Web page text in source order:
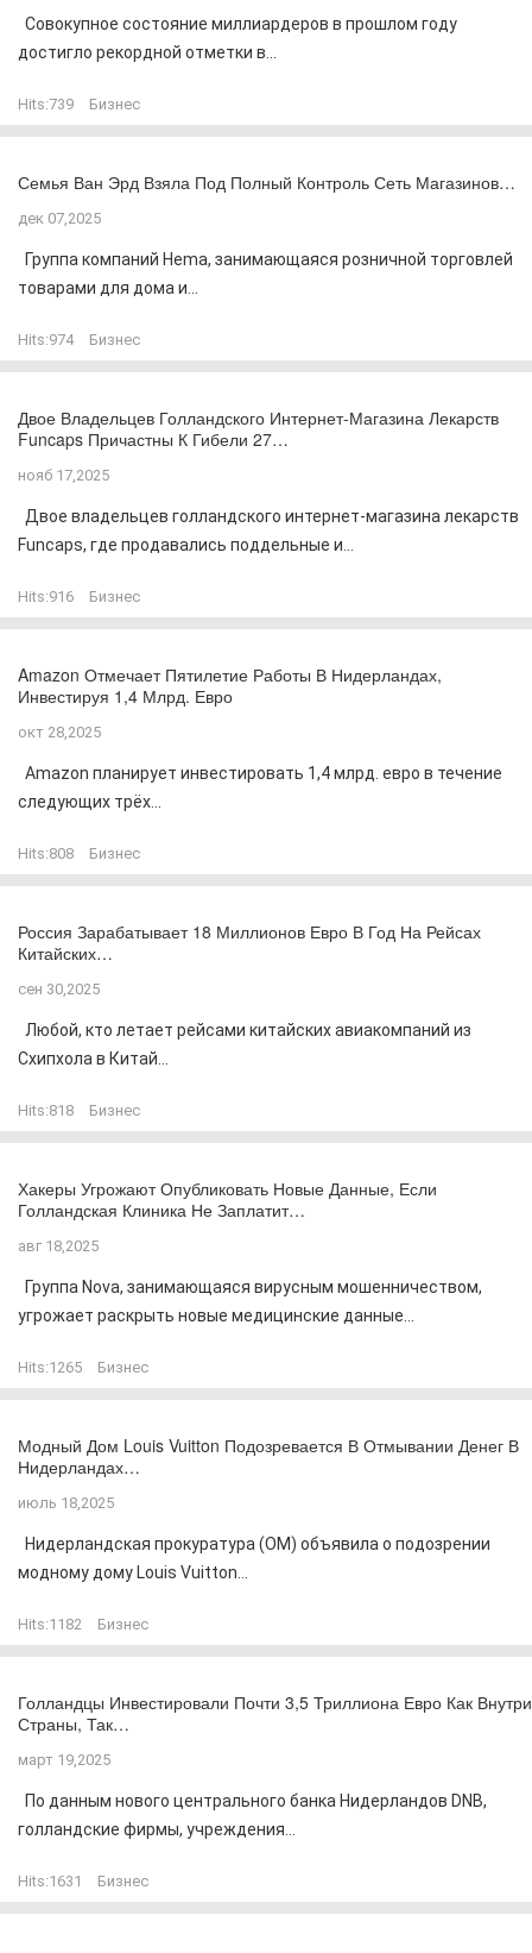
Совокупное состояние миллиардеров в прошлом году
достигло рекордной отметки в...
Hits:739 Бизнес
Семья Ван Эрд Взяла Под Полный Контроль Сеть Магазинов…
дек 07,2025
Группа компаний Hema, занимающаяся розничной торговлей
товарами для дома и...
Hits:974 Бизнес
Двое Владельцев Голландского Интернет-Магазина Лекарств
Funcaps Причастны К Гибели 27…
нояб 17,2025
Двое владельцев голландского интернет-магазина лекарств
Funcaps, где продавались поддельные и...
Hits:916 Бизнес
Amazon Отмечает Пятилетие Работы В Нидерландах,
Инвестируя 1,4 Млрд. Евро
окт 28,2025
Amazon планирует инвестировать 1,4 млрд. евро в течение
следующих трёх...
Hits:808 Бизнес
Россия Зарабатывает 18 Миллионов Евро В Год На Рейсах
Китайских…
сен 30,2025
Любой, кто летает рейсами китайских авиакомпаний из
Схипхола в Китай...
Hits:818 Бизнес
Хакеры Угрожают Опубликовать Новые Данные, Если
Голландская Клиника Не Заплатит…
авг 18,2025
Группа Nova, занимающаяся вирусным мошенничеством,
угрожает раскрыть новые медицинские данные...
Hits:1265 Бизнес
Модный Дом Louis Vuitton Подозревается В Отмывании Денег В
Нидерландах…
июль 18,2025
Нидерландская прокуратура (OM) объявила о подозрении
модному дому Louis Vuitton...
Hits:1182 Бизнес
Голландцы Инвестировали Почти 3,5 Триллиона Евро Как Внутри
Страны, Так…
март 19,2025
По данным нового центрального банка Нидерландов DNB,
голландские фирмы, учреждения...
Hits:1631 Бизнес